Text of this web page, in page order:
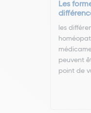
Les
les
peuvent
point de